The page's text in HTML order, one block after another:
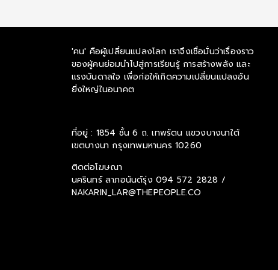
'คน' คือผู้เปลี่ยนแปลงโลก เราจึงเชื่อมั่นว่าเรื่องราว
ของผู้คนย่อมนำไปสู่การเรียนรู้ การสร้างพลัง และ
แรงบันดาลใจ เพื่อก่อให้เกิดความเปลี่ยนแปลงอัน
ยิ่งใหญ่ในอนาคต
ที่อยู่ : 1854 ชั้น 6 ถ. เทพรัตน แขวงบางนาใต้
เขตบางนา กรุงเทพมหานคร 10260
ติดต่อโฆษณา
นครินทร์ ลาภอนันด์รุ่ง 094 572 2828 /
NAKARIN_LAR@THEPEOPLE.CO